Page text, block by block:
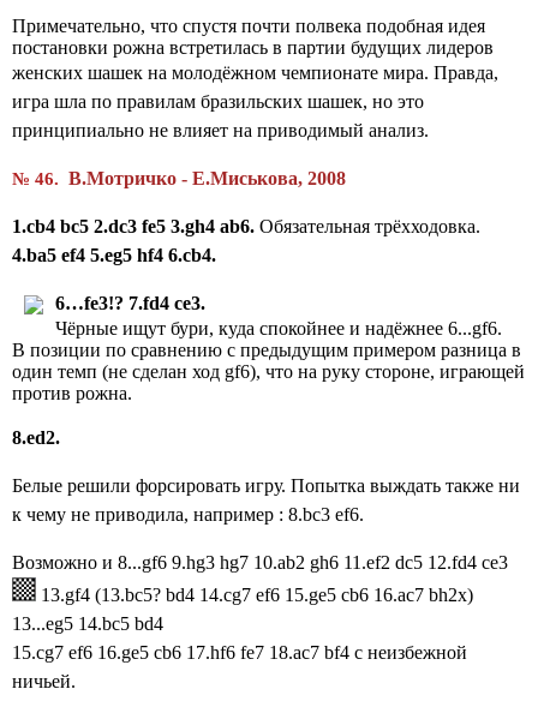
Примечательно, что спустя почти полвека подобная идея
постановки рожна встретилась в партии будущих лидеров
женских шашек на молодёжном чемпионате мира. Правда,
игра шла по правилам бразильских шашек, но это
принципиально не влияет на приводимый анализ.
№ 46. В.Мотричко - Е.Миськова, 2008
1.cb4 bc5 2.dc3 fe5 3.gh4 ab6. Обязательная трёхходовка.
4.ba5 ef4 5.eg5 hf4 6.cb4.
6…fe3!? 7.fd4 ce3.
Чёрные ищут бури, куда спокойнее и надёжнее 6...gf6.
В позиции по сравнению с предыдущим примером разница в
один темп (не сделан ход gf6), что на руку стороне, играющей
против рожна.
8.ed2.
Белые решили форсировать игру. Попытка выждать также ни
к чему не приводила, например : 8.bc3 ef6.
Возможно и 8...gf6 9.hg3 hg7 10.ab2 gh6 11.ef2 dc5 12.fd4 ce3
13.gf4 (13.bc5? bd4 14.cg7 ef6 15.ge5 cb6 16.ac7 bh2x)
13...eg5 14.bc5 bd4
15.cg7 ef6 16.ge5 cb6 17.hf6 fe7 18.aс7 bf4 с неизбежной
ничьей.